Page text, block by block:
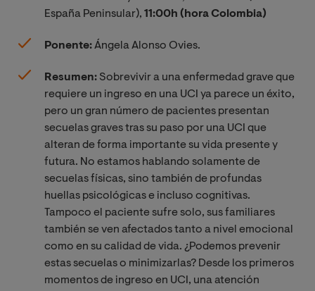
España Peninsular), 11:00h (hora Colombia)
Ponente:Ángela Alonso Ovies.
Resumen: Sobrevivir a una enfermedad grave que
requiere un ingreso en una UCI ya parece un éxito,
pero un gran número de pacientes presentan
secuelas graves tras su paso por una UCI que
alteran de forma importante su vida presente y
futura. No estamos hablando solamente de
secuelas físicas, sino también de profundas
huellas psicológicas e incluso cognitivas.
Tampoco el paciente sufre solo, sus familiares
también se ven afectados tanto a nivel emocional
como en su calidad de vida. ¿Podemos prevenir
estas secuelas o minimizarlas? Desde los primeros
momentos de ingreso en UCI, una atención